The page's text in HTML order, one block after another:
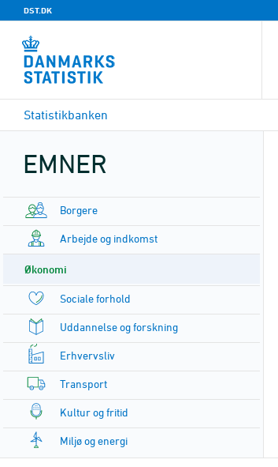
DST.DK
Statistikbanken
EMNER
Borgere
Arbejde og indkomst
Økonomi
Sociale forhold
Uddannelse og forskning
Erhvervsliv
Transport
Kultur og fritid
Miljø og energi